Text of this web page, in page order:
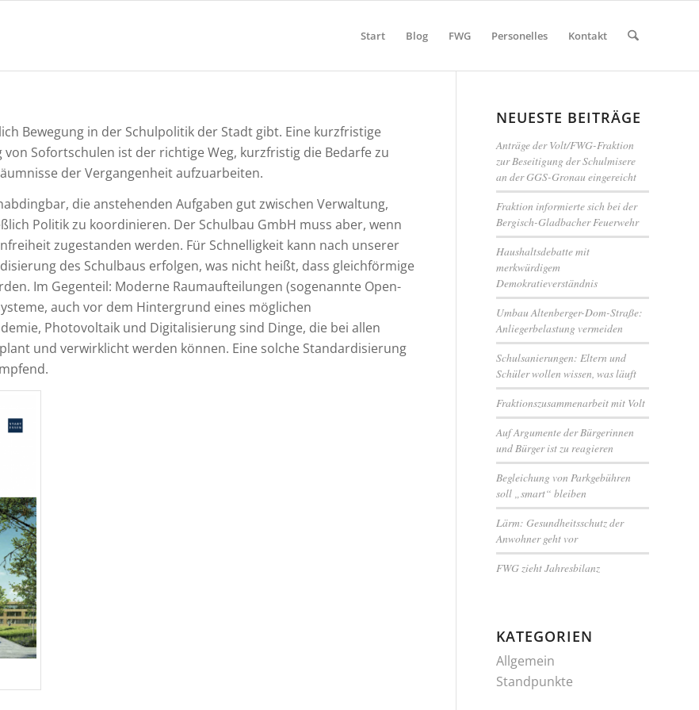
Start Blog FWG Personelles Kontakt
Bewegung in der Schulpolitik der Stadt gibt. Eine kurzfristige
Sofortschulen ist der richtige Weg, kurzfristig die Bedarfe zu
der Vergangenheit aufzuarbeiten.
die anstehenden Aufgaben gut zwischen Verwaltung,
Politik zu koordinieren. Der Schulbau GmbH muss aber, wenn
zugestanden werden. Für Schnelligkeit kann nach unserer
des Schulbaus erfolgen, was nicht heißt, dass gleichförmige
Im Gegenteil: Moderne Raumaufteilungen (sogenannte Open-
auch vor dem Hintergrund eines möglichen
Photovoltaik und Digitalisierung sind Dinge, die bei allen
und verwirklicht werden können. Eine solche Standardisierung
NEUESTE BEITRÄGE
Anträge der Volt/FWG-Fraktion
zur Beseitigung der Schulmisere
an der GGS-Gronau eingereicht
Fraktion informierte sich bei der
Bergisch-Gladbacher Feuerwehr
Haushaltsdebatte mit
merkwürdigem
Demokratieverständnis
Umbau Altenberger-Dom-Straße:
Anliegerbelastung vermeiden
Schulsanierungen: Eltern und
Schüler wollen wissen, was läuft
Fraktionszusammenarbeit mit Volt
Auf Argumente der Bürgerinnen
und Bürger ist zu reagieren
Begleichung von Parkgebühren
soll „smart“ bleiben
Lärm: Gesundheitsschutz der
Anwohner geht vor
FWG zieht Jahresbilanz
KATEGORIEN
Allgemein
Standpunkte